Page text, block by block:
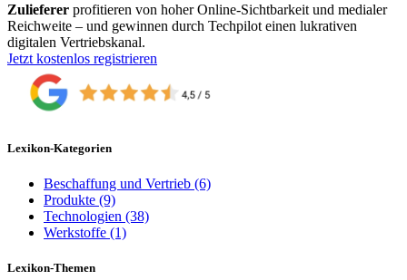
Zulieferer profitieren von hoher Online-Sichtbarkeit und medialer
Reichweite – und gewinnen durch Techpilot einen lukrativen
digitalen Vertriebskanal.
Jetzt kostenlos registrieren
Lexikon-Kategorien
Beschaffung und Vertrieb (6)
Produkte (9)
Technologien (38)
Werkstoffe (1)
Lexikon-Themen